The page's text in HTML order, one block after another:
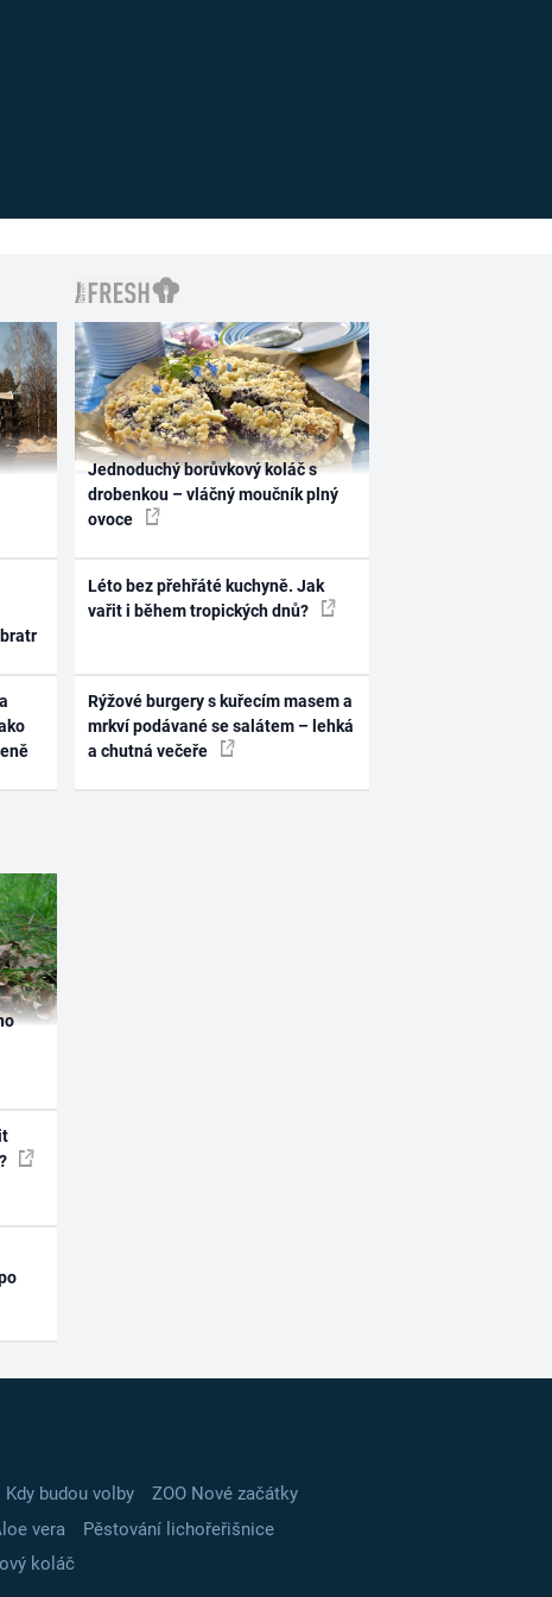
Jednoduchý borůvkový koláč s
drobenkou – vláčný moučník plný
ovoce
Léto bez přehřáté kuchyně. Jak
vařit i během tropických dnů?
Rýžové burgery s kuřecím masem a
mrkví podávané se salátem – lehká
a chutná večeře
Kdy budou volby
ZOO Nové začátky
vera
Pěstování lichořeřišnice
koláč